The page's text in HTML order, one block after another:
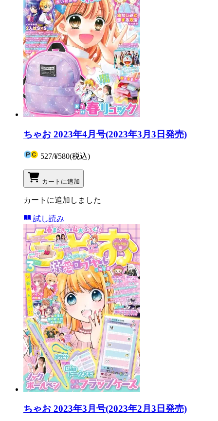
ちゃお 2023年4月号(2023年3月3日発売)
527/¥580(税込)
カートに追加
カートに追加しました
試し読み
ちゃお 2023年3月号(2023年2月3日発売)